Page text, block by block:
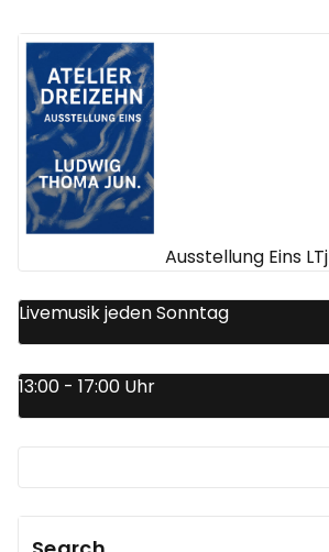
Ausstellung Eins LTj
Livemusik jeden Sonntag
13:00 - 17:00 Uhr